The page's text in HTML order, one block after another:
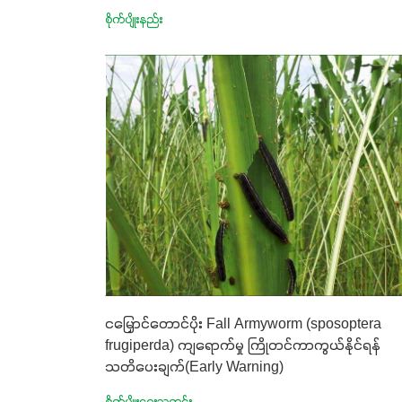
စိုက်ပျိုးနည်း
ငမြှောင်တောင်ပိုး Fall Armyworm (sposoptera
frugiperda) ကျရောက်မှု ကြိုတင်ကာကွယ်နိုင်ရန်
သတိပေးချက်(Early Warning)